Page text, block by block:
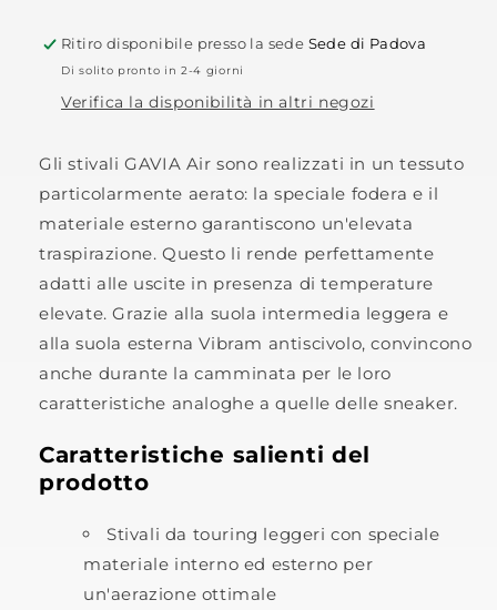
Ritiro disponibile presso la sede Sede di Padova
Di solito pronto in 2-4 giorni
Verifica la disponibilità in altri negozi
Gli stivali GAVIA Air sono realizzati in un tessuto
particolarmente aerato: la speciale fodera e il
materiale esterno garantiscono un'elevata
traspirazione. Questo li rende perfettamente
adatti alle uscite in presenza di temperature
elevate. Grazie alla suola intermedia leggera e
alla suola esterna Vibram antiscivolo, convincono
anche durante la camminata per le loro
caratteristiche analoghe a quelle delle sneaker.
Caratteristiche salienti del
prodotto
Stivali da touring leggeri con speciale
materiale interno ed esterno per
un'aerazione ottimale